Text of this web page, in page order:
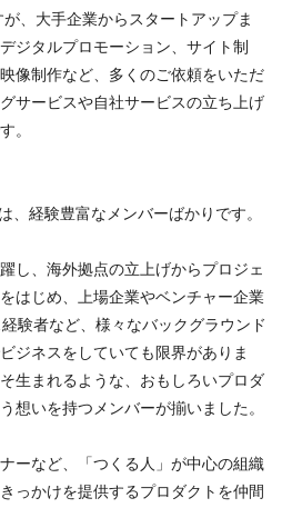
、大手企業からスタートアップま
ジタルプロモーション、サイト制
像制作など、多くのご依頼をいただ
サービスや自社サービスの立ち上げ
。
、経験豊富なメンバーばかりです。
し、海外拠点の立上げからプロジェ
はじめ、上場企業やベンチャー企業
験者など、様々なバックグラウンド
ジネスをしていても限界がありま
生まれるような、おもしろいプロダ
想いを持つメンバーが揃いました。
ーなど、「つくる人」が中心の組織
っかけを提供するプロダクトを仲間